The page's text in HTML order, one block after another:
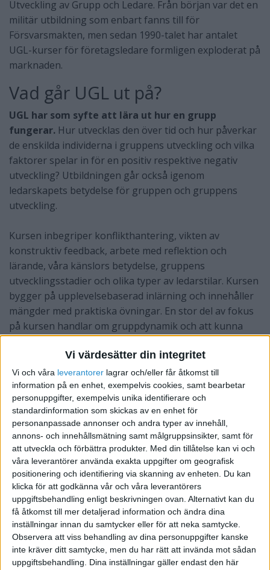
Vi värdesätter din integritet
Vi och våra leverantorer lagrar och/eller får åtkomst till
information på en enhet, exempelvis cookies, samt bearbetar
personuppgifter, exempelvis unika identifierare och
standardinformation som skickas av en enhet för
personanpassade annonser och andra typer av innehåll,
annons- och innehållsmätning samt målgruppsinsikter, samt för
att utveckla och förbättra produkter. Med din tillåtelse kan vi och
våra leverantörer använda exakta uppgifter om geografisk
positionering och identifiering via skanning av enheten. Du kan
klicka för att godkänna vår och våra leverantörers
uppgiftsbehandling enligt beskrivningen ovan. Alternativt kan du
få åtkomst till mer detaljerad information och ändra dina
inställningar innan du samtycker eller för att neka samtycke.
Observera att viss behandling av dina personuppgifter kanske
inte kräver ditt samtycke, men du har rätt att invända mot sådan
uppgiftsbehandling. Dina inställningar gäller endast den här
Utveckling av Grupp och Ledare. Från början var det en
militär utbildning som enbart fanns till för
Försvarsmakten, men sedan 1990-talet har antalet
UGL-kurser för företagsledare formligen exploderat på
marknaden.
Vad går UGL ut på?
UGL har som syfte att lära ut hur en grupp
fungerar. Hur utvecklas den över tid och hur påverkar
de enskilda individerna i gruppens utveckling och vilka
faktorer spelar in för en positiv respektive negativ
utveckling? Utbildningen går också igenom
ledarskapets betydelse för gruppen och gruppens
utveckling.
Kursen inbegriper konflikthantering, vikten av
konstruktiv feedback, arbete med reflektion och
lärande, våra känslors betydelse, gruppens
utvecklingsstadier och olika typer av ledarstilar. Kursen
bygger på upplevelsebaserad inlärning och innehåller
mängder med praktiska övningar. En stor del av fokus
på kursen handlar om gruppdynamik och att kunna
Resultat